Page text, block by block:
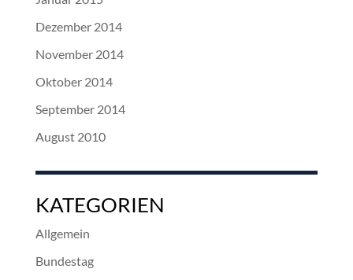
Dezember 2014
November 2014
Oktober 2014
September 2014
August 2010
KATEGORIEN
Allgemein
Bundestag